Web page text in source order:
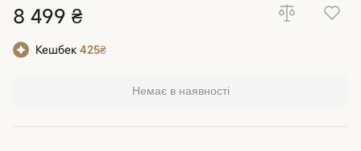
8 499 ₴
Немає в наявності
Кешбек 425₴